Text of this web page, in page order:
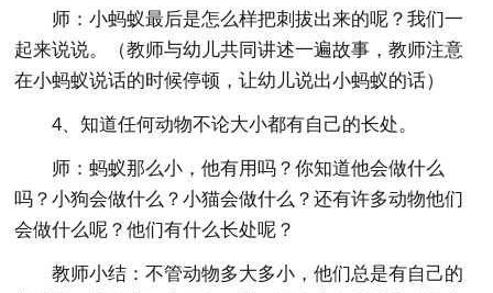
师：小蚂蚁最后是怎么样把刺拔出来的呢？我们一
起来说说。（教师与幼儿共同讲述一遍故事，教师注意
在小蚂蚁说话的时候停顿，让幼儿说出小蚂蚁的话）
4、知道任何动物不论大小都有自己的长处。
师：蚂蚁那么小，他有用吗？你知道他会做什么
吗？小狗会做什么？小猫会做什么？还有许多动物他们
会做什么呢？他们有什么长处呢？
教师小结：不管动物多大多小，他们总是有自己的